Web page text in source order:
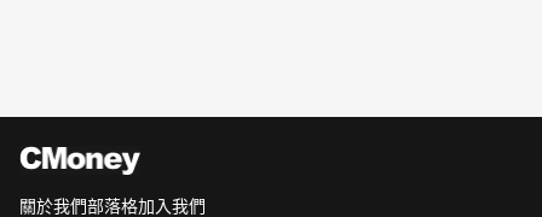
關於我們部落格加入我們